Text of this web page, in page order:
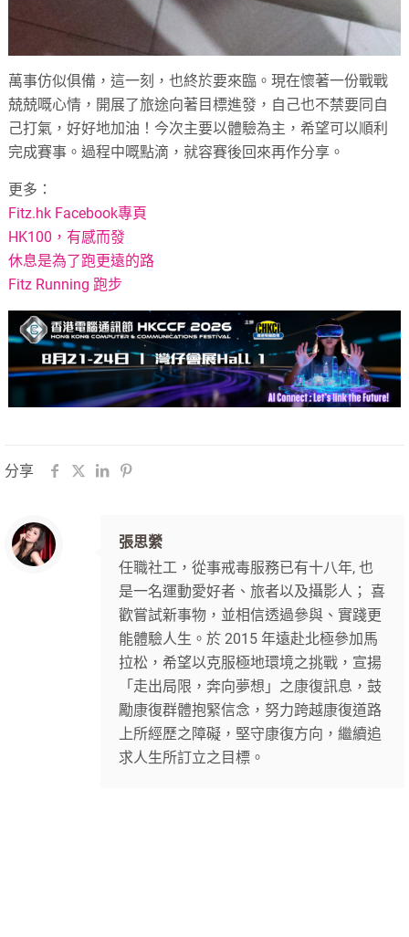
萬事仿似俱備，這一刻，也終於要來臨。現在懷著一份戰戰
兢兢嘅心情，開展了旅途向著目標進發，自己也不禁要同自
己打氣，好好地加油！今次主要以體驗為主，希望可以順利
完成賽事。過程中嘅點滴，就容賽後回來再作分享。
更多：
Fitz.hk Facebook專頁
HK100，有感而發
休息是為了跑更遠的路
Fitz Running 跑步
分享
張思縈
任職社工，從事戒毒服務已有十八年, 也
是一名運動愛好者、旅者以及攝影人； 喜
歡嘗試新事物，並相信透過參與、實踐更
能體驗人生。於 2015 年遠赴北極參加馬
拉松，希望以克服極地環境之挑戰，宣揚
「走出局限，奔向夢想」之康復訊息，鼓
勵康復群體抱緊信念，努力跨越康復道路
上所經歷之障礙，堅守康復方向，繼續追
求人生所訂立之目標。